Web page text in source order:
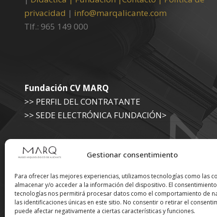
Gestionar consentimiento
Para ofrecer las mejores experiencias, utilizamos tecnologías como las
almacenar y/o acceder a la información del dispositivo. El
tecnologías nos permitirá procesar datos como el comportamiento de
las identificaciones únicas en este sitio. No consentir o retirar el
puede afectar negativamente a ciertas características y funciones.
privacidad | info@marqalicante.com
Tlf.: 965 149 000
Fundación CV MARQ
>> PERFIL DEL CONTRATANTE
>> SEDE ELECTRÓNICA FUNDACIÓN>
>> SEDE ELECTRÓNICA DIPUTACIÓN
Suscríbete a nuestra